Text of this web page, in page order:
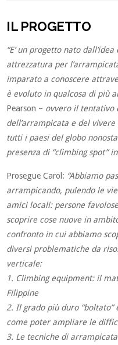
IL PROGETTO
“E’ un progetto nato
attrezzatura per
imparato a conoscere
è evoluto in qualcosa di più
Pearson – ovvero il tentativo
dell’arrampicata e del
tutti i paesi del globo
presenza di “climbing spot”
Prosegue Carol: “Abbiamo
arrampicando, pulendo le
amici locali: persone
scoprire cose nuove in
confronto in cui abbiamo
diversi problematiche da
verticale:
1. Climbing equipment: il
Filippine
2. Il grado più duro “boltato”
come poter ampliare le
3. Le tecniche di